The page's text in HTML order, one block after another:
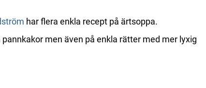
har flera enkla recept på ärtsoppa.
men även på enkla rätter med mer lyxig